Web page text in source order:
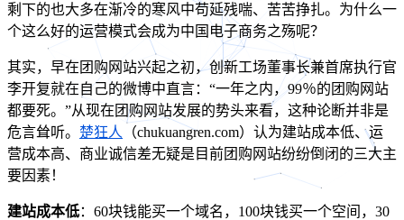
剩下的也大多在渐冷的寒风中苟延残喘、苦苦挣扎。为什么一
个这么好的运营模式会成为中国电子商务之殇呢？
其实，早在团购网站兴起之初，创新工场董事长兼首席执行官
李开复就在自己的微博中直言：“一年之内，99％的团购网站
都要死。”从现在团购网站发展的势头来看，这种论断并非是
危言耸听。 楚狂人
（chukuangren.com）认为建站成本低、运
营成本高、商业诚信差无疑是目前团购网站纷纷倒闭的三大主
要因素！
建站成本低：60块钱能买一个域名，100块钱买一个空间，30